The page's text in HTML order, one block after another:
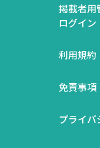
掲載者用
ログイン
利用規約
免責事項
プライバ